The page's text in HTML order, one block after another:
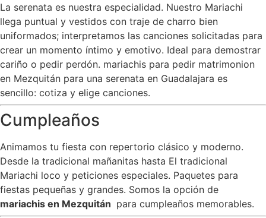
La serenata es nuestra especialidad. Nuestro Mariachi
llega puntual y vestidos con traje de charro bien
uniformados; interpretamos las canciones solicitadas para
crear un momento íntimo y emotivo. Ideal para demostrar
cariño o pedir perdón. mariachis para pedir matrimonion
en Mezquitán para una serenata en Guadalajara es
sencillo: cotiza y elige canciones.
Cumpleaños
Animamos tu fiesta con repertorio clásico y moderno.
Desde la tradicional mañanitas hasta El tradicional
Mariachi loco y peticiones especiales. Paquetes para
fiestas pequeñas y grandes. Somos la opción de
mariachis en Mezquitán para cumpleaños memorables.